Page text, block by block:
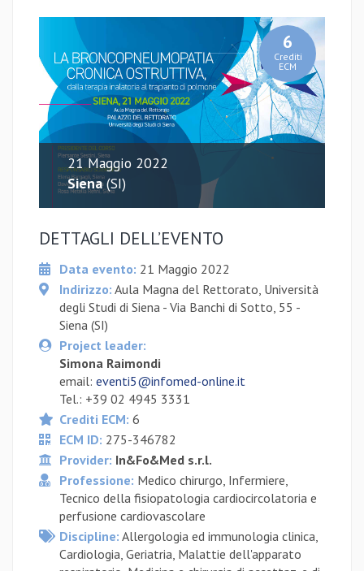
21 Maggio 2022
Siena(SI)
6
Crediti
ECM
DETTAGLI DELL’EVENTO
Data evento: 21 Maggio 2022
Indirizzo: Aula Magna del Rettorato, Università
degli Studi di Siena - Via Banchi di Sotto, 55 -
Siena (SI)
Project leader:
Simona Raimondi
email: eventi5@infomed-online.it
Tel.: +39 02 4945 3331
Crediti ECM: 6
ECM ID: 275-346782
Provider: In&Fo&Med s.r.l.
Professione: Medico chirurgo, Infermiere,
Tecnico della fisiopatologia cardiocircolatoria e
perfusione cardiovascolare
Discipline: Allergologia ed immunologia clinica,
Cardiologia, Geriatria, Malattie dell'apparato